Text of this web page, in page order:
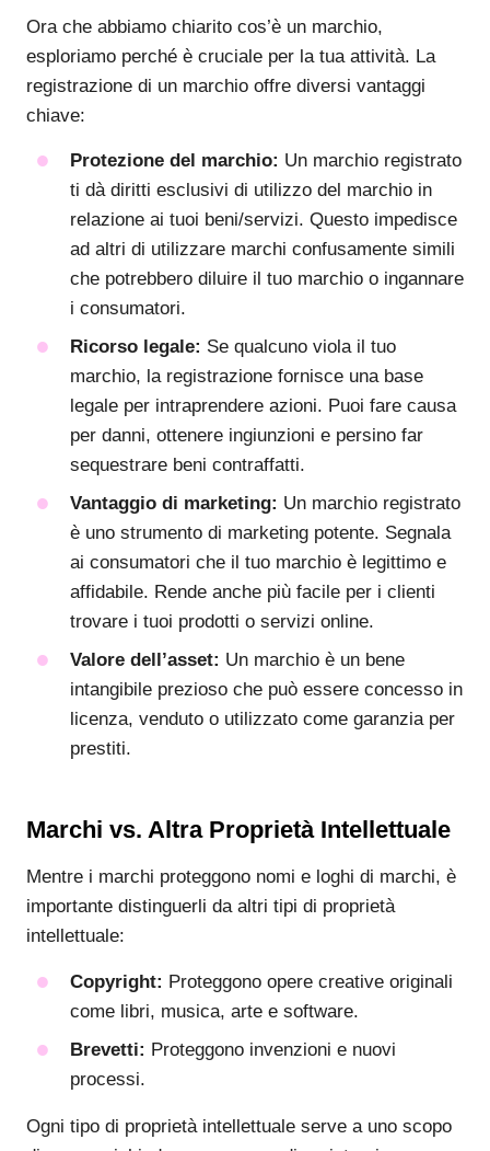
Ora che abbiamo chiarito cos’è un marchio,
esploriamo perché è cruciale per la tua attività. La
registrazione di un marchio offre diversi vantaggi
chiave:
Protezione del marchio: Un marchio registrato
ti dà diritti esclusivi di utilizzo del marchio in
relazione ai tuoi beni/servizi. Questo impedisce
ad altri di utilizzare marchi confusamente simili
che potrebbero diluire il tuo marchio o ingannare
i consumatori.
Ricorso legale: Se qualcuno viola il tuo
marchio, la registrazione fornisce una base
legale per intraprendere azioni. Puoi fare causa
per danni, ottenere ingiunzioni e persino far
sequestrare beni contraffatti.
Vantaggio di marketing: Un marchio registrato
è uno strumento di marketing potente. Segnala
ai consumatori che il tuo marchio è legittimo e
affidabile. Rende anche più facile per i clienti
trovare i tuoi prodotti o servizi online.
Valore dell’asset: Un marchio è un bene
intangibile prezioso che può essere concesso in
licenza, venduto o utilizzato come garanzia per
prestiti.
Marchi vs. Altra Proprietà Intellettuale
Mentre i marchi proteggono nomi e loghi di marchi, è
importante distinguerli da altri tipi di proprietà
intellettuale:
Copyright: Proteggono opere creative originali
come libri, musica, arte e software.
Brevetti: Proteggono invenzioni e nuovi
processi.
Ogni tipo di proprietà intellettuale serve a uno scopo